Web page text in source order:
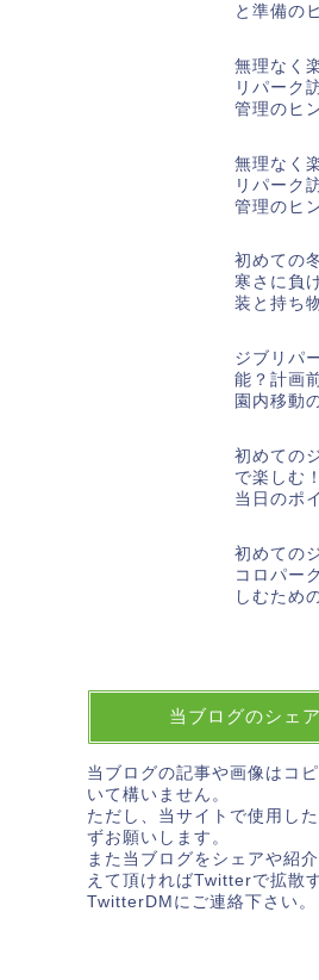
と準備の
無理なく
リパーク
管理のヒ
無理なく
リパーク
管理のヒ
初めての
寒さに負
装と持ち
ジブリパ
能？計画
園内移動
初めての
で楽しむ
当日のポ
初めての
コロパー
しむため
当ブログのシェ
当ブログの記事や画像はコ
いて構いません。
ただし、当サイトで使用し
ずお願いします。
また当ブログをシェアや紹
えて頂ければTwitterで拡散
TwitterDMにご連絡下さい。